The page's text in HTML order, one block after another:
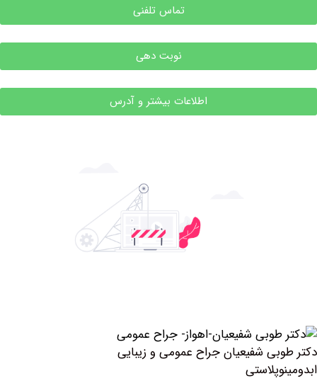
تماس تلفنی
نوبت دهی
اطلاعات بیشتر و آدرس
‏شفیعیان جراح عمومی و زیبایی